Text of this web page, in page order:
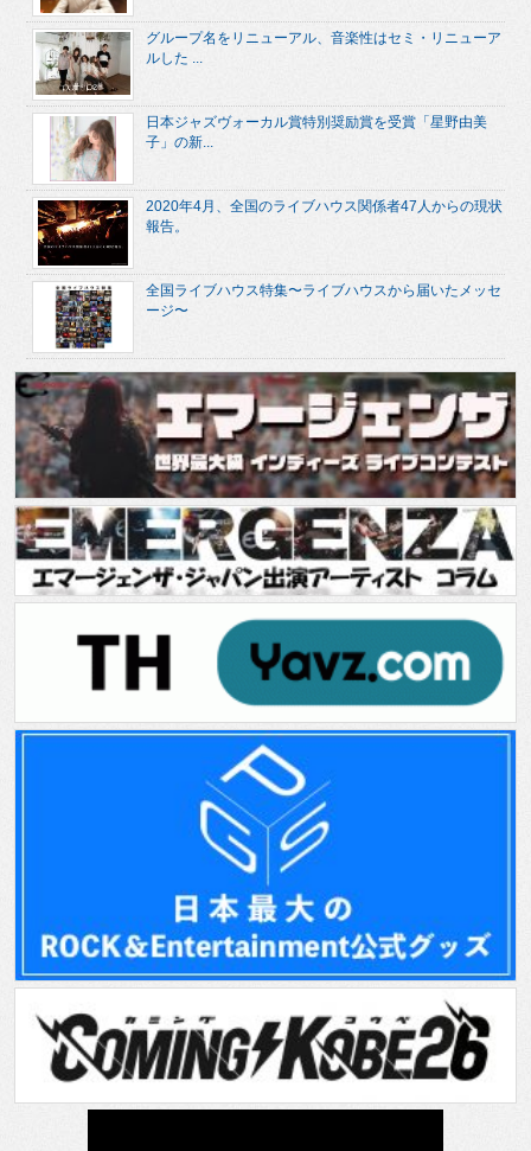
グループ名をリニューアル、音楽性はセミ・リニューア
ルした ...
日本ジャズヴォーカル賞特別奨励賞を受賞「星野由美
子」の新...
2020年4月、全国のライブハウス関係者47人からの現状
報告。
全国ライブハウス特集〜ライブハウスから届いたメッセ
ージ〜